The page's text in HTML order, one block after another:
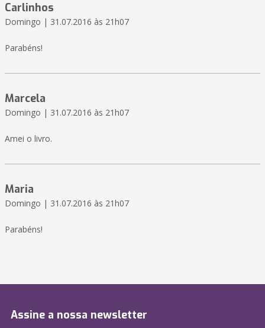
Carlinhos
Domingo | 31.07.2016 às 21h07
Parabéns!
Marcela
Domingo | 31.07.2016 às 21h07
Amei o livro.
Maria
Domingo | 31.07.2016 às 21h07
Parabéns!
Assine a nossa newsletter